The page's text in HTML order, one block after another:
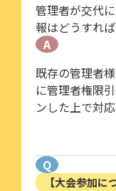
管理者が交代
報はどうすれ
A
既存の管理者
に管理者権限
ンした上で対
Q
【大会参加に